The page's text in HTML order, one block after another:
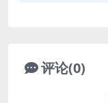
评论(0)